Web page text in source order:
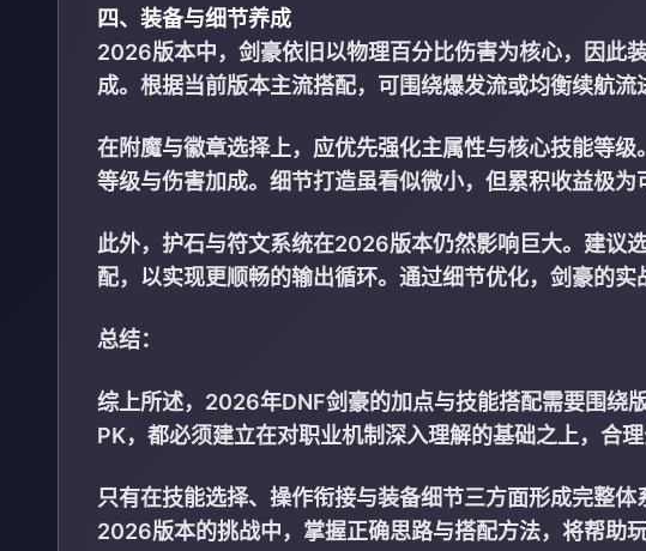
四、装备与细节养成
2026版本中，剑豪依旧以物理百分比伤害为核心，因此
成。根据当前版本主流搭配，可围绕爆发流或均衡续航流
在附魔与徽章选择上，应优先强化主属性与核心技能等
等级与伤害加成。细节打造虽看似微小，但累积收益极为
此外，护石与符文系统在2026版本仍然影响巨大。建议
配，以实现更顺畅的输出循环。通过细节优化，剑豪的实
总结：
综上所述，2026年DNF剑豪的加点与技能搭配需要围绕
PK，都必须建立在对职业机制深入理解的基础之上，合
只有在技能选择、操作衔接与装备细节三方面形成完整
2026版本的挑战中，掌握正确思路与搭配方法，将帮助